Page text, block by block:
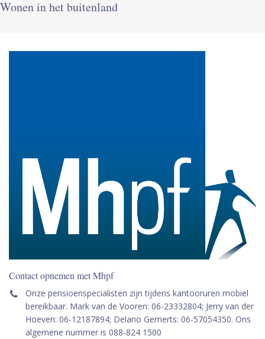
Wonen in het buitenland
Contact opnemen met Mhpf
Onze pensioenspecialisten zijn tijdens kantooruren mobiel
bereikbaar. Mark van de Vooren: 06-23332804; Jerry van der
Hoeven: 06-12187894; Delano Gemerts: 06-57054350. Ons
algemene nummer is 088-824 1500